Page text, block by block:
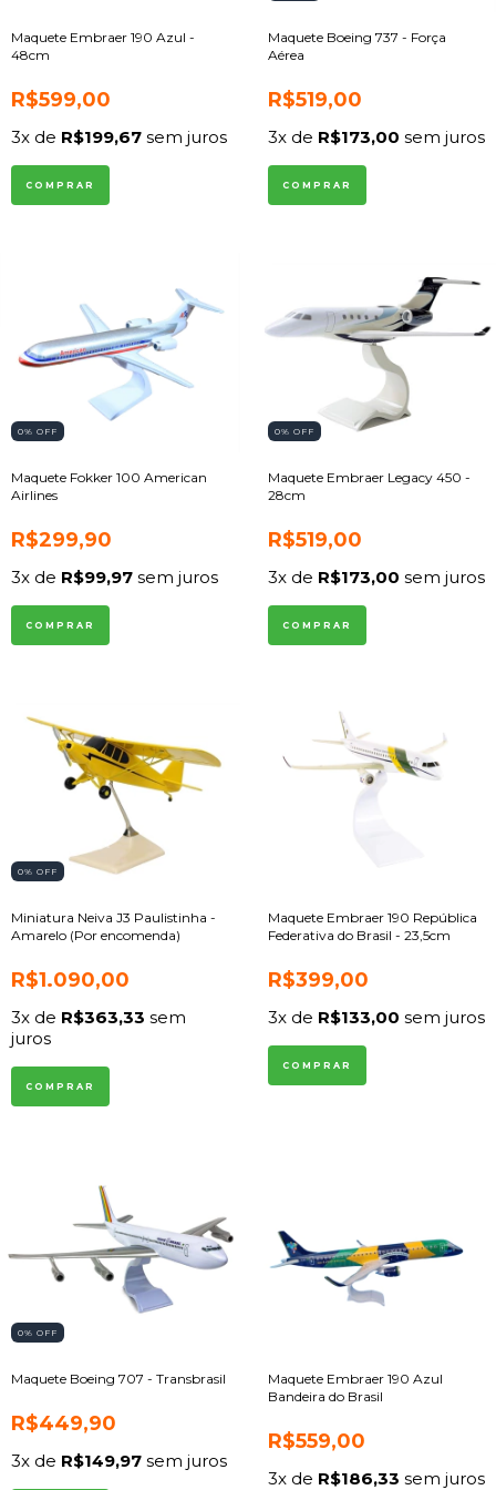
Maquete Embraer 190 Azul -
48cm
R$599,00
3x de R$199,67 sem juros
Maquete Boeing 737 - Força
Aérea
R$519,00
3x de R$173,00 sem juros
0% OFF
Maquete Fokker 100 American
Airlines
R$299,90
3x de R$99,97 sem juros
0% OFF
Maquete Embraer Legacy 450 -
28cm
R$519,00
3x de R$173,00 sem juros
0% OFF
Miniatura Neiva J3 Paulistinha -
Amarelo (Por encomenda)
R$1.090,00
3x de R$363,33 sem
juros
Maquete Embraer 190 República
Federativa do Brasil - 23,5cm
R$399,00
3x de R$133,00 sem juros
0% OFF
Maquete Boeing 707 - Transbrasil
R$449,90
3x de R$149,97 sem juros
Maquete Embraer 190 Azul
Bandeira do Brasil
R$559,00
3x de R$186,33 sem juros